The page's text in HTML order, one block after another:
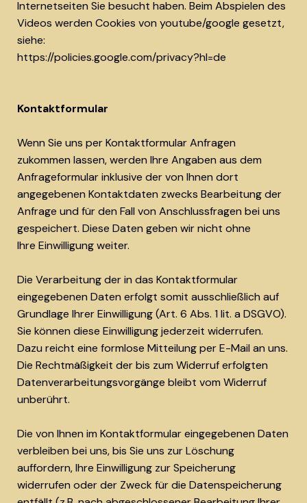
Internetseiten Sie besucht haben. Beim Abspielen des
Videos werden Cookies von youtube/google gesetzt,
siehe:
https://policies.google.com/privacy?hl=de
Kontaktformular
Wenn Sie uns per Kontaktformular Anfragen
zukommen lassen, werden Ihre Angaben aus dem
Anfrageformular inklusive der von Ihnen dort
angegebenen Kontaktdaten zwecks Bearbeitung der
Anfrage und für den Fall von Anschlussfragen bei uns
gespeichert. Diese Daten geben wir nicht ohne
Ihre Einwilligung weiter.
Die Verarbeitung der in das Kontaktformular
eingegebenen Daten erfolgt somit ausschließlich auf
Grundlage Ihrer Einwilligung (Art. 6 Abs. 1 lit. a DSGVO).
Sie können diese Einwilligung jederzeit widerrufen.
Dazu reicht eine formlose Mitteilung per E-Mail an uns.
Die Rechtmäßigkeit der bis zum Widerruf erfolgten
Datenverarbeitungsvorgänge bleibt vom Widerruf
unberührt.
Die von Ihnen im Kontaktformular eingegebenen Daten
verbleiben bei uns, bis Sie uns zur Löschung
auffordern, Ihre Einwilligung zur Speicherung
widerrufen oder der Zweck für die Datenspeicherung